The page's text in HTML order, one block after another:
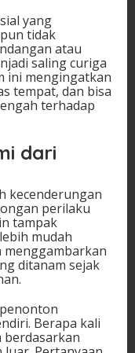
yang
tidak
atau
saling curiga
ini mengingatkan
tempat, dan bisa
terhadap
dari
kecenderungan
perilaku
tampak
mudah
menggambarkan
ditanam sejak
Berapa kali
berdasarkan